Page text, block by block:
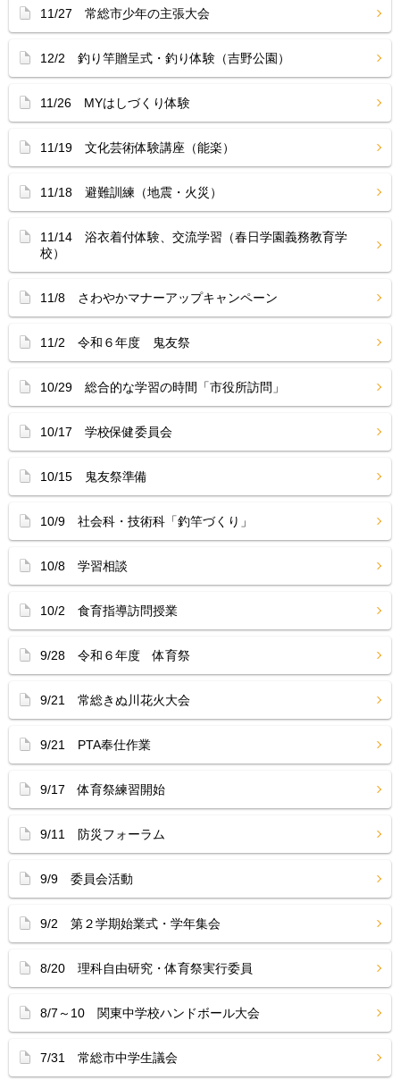
11/27 常総市少年の主張大会
12/2 釣り竿贈呈式・釣り体験（吉野公園）
11/26 MYはしづくり体験
11/19 文化芸術体験講座（能楽）
11/18 避難訓練（地震・火災）
11/14 浴衣着付体験、交流学習（春日学園義務教育学
校）
11/8 さわやかマナーアップキャンペーン
11/2 令和６年度 鬼友祭
10/29 総合的な学習の時間「市役所訪問」
10/17 学校保健委員会
10/15 鬼友祭準備
10/9 社会科・技術科「釣竿づくり」
10/8 学習相談
10/2 食育指導訪問授業
9/28 令和６年度 体育祭
9/21 常総きぬ川花火大会
9/21 PTA奉仕作業
9/17 体育祭練習開始
9/11 防災フォーラム
9/9 委員会活動
9/2 第２学期始業式・学年集会
8/20 理科自由研究・体育祭実行委員
8/7～10 関東中学校ハンドボール大会
7/31 常総市中学生議会